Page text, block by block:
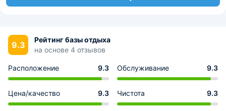
9.3
Рейтинг базы отдыха
на основе 4 отзывов
Расположение 9.3 Обслуживание 9.3
Цена/качество 9.3 Чистота 9.3